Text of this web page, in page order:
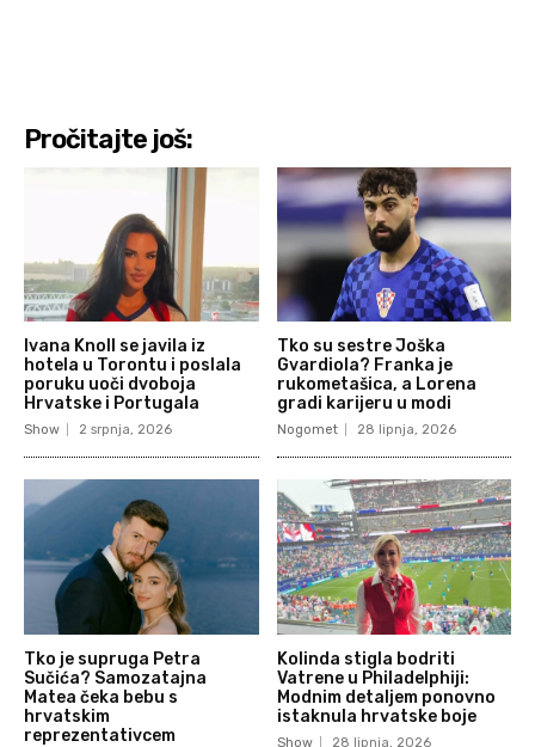
Pročitajte još:
Ivana Knoll se javila iz
hotela u Torontu i poslala
poruku uoči dvoboja
Hrvatske i Portugala
Show 2 srpnja, 2026
Tko su sestre Joška
Gvardiola? Franka je
rukometašica, a Lorena
gradi karijeru u modi
Nogomet 28 lipnja, 2026
Tko je supruga Petra
Sučića? Samozatajna
Matea čeka bebu s
hrvatskim
reprezentativcem
Kolinda stigla bodriti
Vatrene u Philadelphiji:
Modnim detaljem ponovno
istaknula hrvatske boje
Show 28 lipnja, 2026